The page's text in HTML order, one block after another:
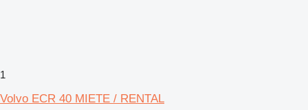
1
Volvo ECR 40 MIETE / RENTAL